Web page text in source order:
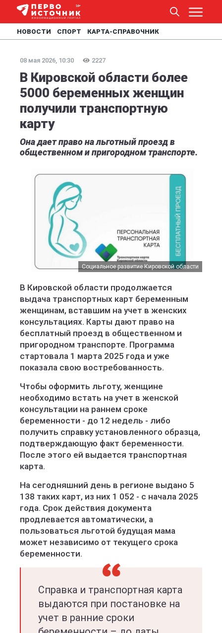
НОВОСТИ СПОРТ КАРТА-СПРАВОЧНИК
08 мая 2026, 10:30 2227
В Кировской области более
5000 беременных женщин
получили транспортную
карту
Она дает право на льготный проезд в
общественном и пригородном транспорте.
Социальное развитие Кировской области
В Кировской области продолжается
выдача транспортных карт беременным
женщинам, вставшим на учет в женских
консультациях. Карты дают право на
бесплатный проезд в общественном и
пригородном транспорте. Программа
стартовала 1 марта 2025 года и уже
показала свою востребованность.
Чтобы оформить льготу, женщине
необходимо встать на учет в женской
консультации на раннем сроке
беременности - до 12 недель - либо
получить справку установленного образца,
подтверждающую факт беременности.
После этого ей выдается транспортная
карта.
На сегодняшний день в регионе выдано 5
138 таких карт, из них 1 052 - с начала 2025
года. Срок действия документа
продлевается автоматически, а
пользоваться льготой будущая мама
может независимо от текущего срока
беременности.
Справка и транспортная карта
выдаются при постановке на
учет в ранние сроки